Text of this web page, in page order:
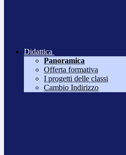
Didattica
Panoramica
Offerta formativa
I progetti delle classi
Cambio Indirizzo